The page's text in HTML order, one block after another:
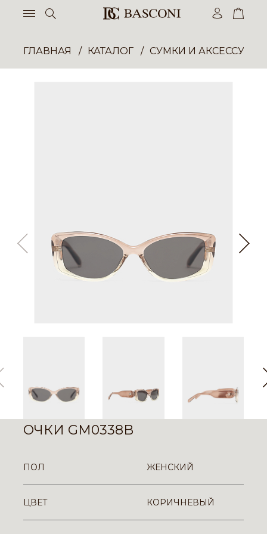
ГЛАВНАЯ КАТАЛОГ СУМКИ И
ОЧКИ GM0338B
ПОЛ ЖЕНСКИЙ
ЦВЕТ КОРИЧНЕВЫЙ